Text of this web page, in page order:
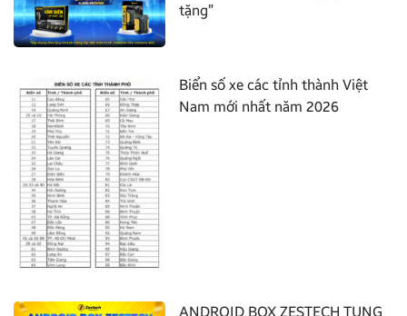
tặng”
Biển số xe các tỉnh thành Việt
Nam mới nhất năm 2026
ANDROID BOX ZESTECH TUNG